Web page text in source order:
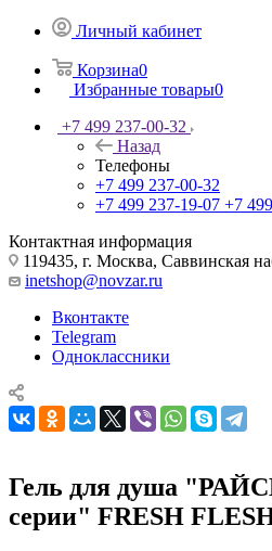
Личный кабинет
Корзина0
Избранные товары0
+7 499 237-00-32
Назад
Телефоны
+7 499 237-00-32
+7 499 237-19-07 +7
Контактная информация
119435, г. Москва, Саввинская
inetshop@novzar.ru
Вконтакте
Telegram
Одноклассники
Гель для душа
серии" FRESH